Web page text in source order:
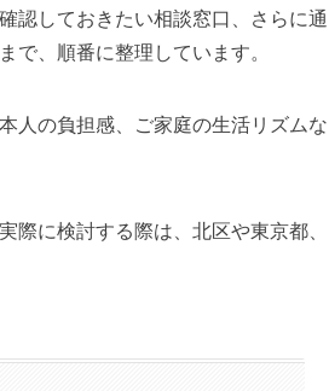
認しておきたい相談窓口、さらに通
、順番に整理しています。
人の負担感、ご家庭の生活リズムな
に検討する際は、北区や東京都、